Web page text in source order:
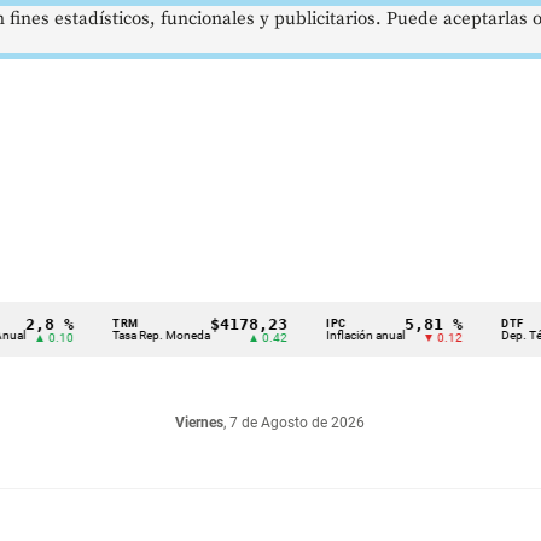
2,8 %
▲ 0.10 Tasa Rep. Moneda
$4178,23
▲ 0.42 Inflación anual
5,81 %
▼ 0.12 Dep.
Viernes, 7 de Agosto de 2026
estadísticos, funcionales y publicitarios. Puede aceptarlas